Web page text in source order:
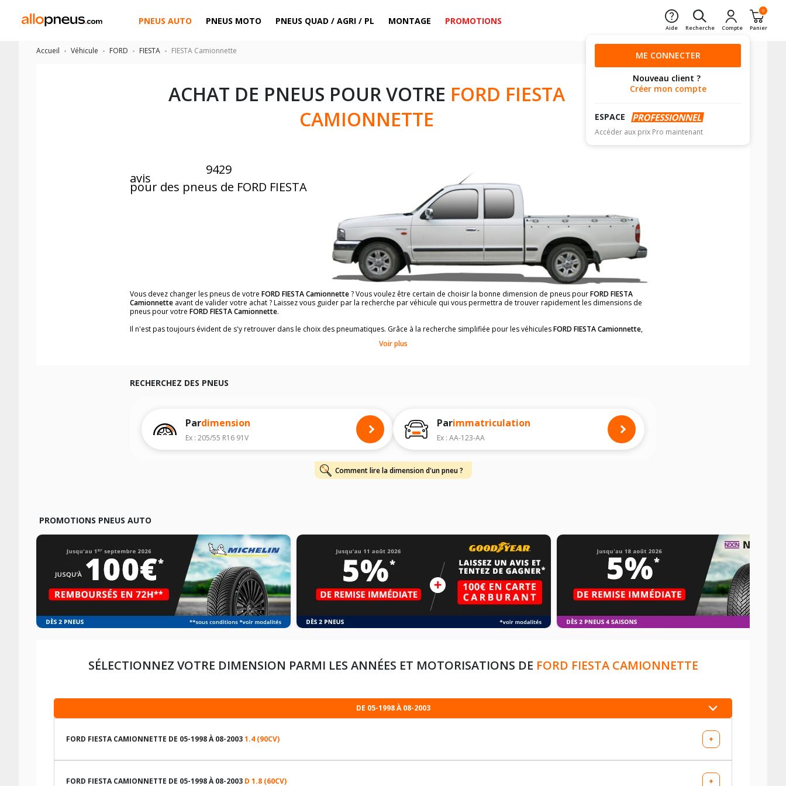
PNEUS AUTO PNEUS MOTO PNEUS QUAD / AGRI / PL MONTAGE PROMOTIONS
Aide Recherche Compte
0
Panier
ME CONNECTER
Nouveau client ?
Créer mon compte
ESPACE
Accéder aux prix Pro maintenant
Accueil Véhicule FORD FIESTA FIESTA Camionnette
ACHAT DE PNEUS POUR VOTRE FORD FIESTA
CAMIONNETTE
9429
avis
pour des pneus de FORD FIESTA
Vous devez changer les pneus de votre FORD FIESTA Camionnette? Vous voulez être certain de choisir la bonne dimension de pneus pourFORD FIESTA
Camionnette avant de valider votre achat ? Laissez vous guider par la recherche par véhicule qui vous permettra de trouver rapidement les dimensions de
pneus pour votre FORD FIESTA Camionnette.
Il n'est pas toujours évident de s'y retrouver dans le choix des pneumatiques. Grâce à la recherche simplifiée pour les véhiculesFORD FIESTA Camionnette,
Vous ne savez pas comment trouver les dimensions de vos pneus ? Ces informations sont indiquées sur le flanc des pneumatiques, dans le carnet de bord du
véhicule, sans oublier les indices de charge et de vitesse, indispensables pour que votre dimension soit complète.
Voir plus
RECHERCHEZ DES PNEUS
Pardimension
Ex : 205/55 R16 91V
Parimmatriculation
Ex : AA-123-AA
Comment lire la dimension d'un pneu ?
PROMOTIONS PNEUS AUTO
SÉLECTIONNEZ VOTRE DIMENSION PARMI LES ANNÉES ET MOTORISATIONS DE FORD FIESTA CAMIONNETTE
DE 05-1998 À 08-2003
FORD FIESTA CAMIONNETTE DE 05-1998 À 08-20031.4 (90CV) +
LES DIMENSIONS COMPATIBLES
FORD FIESTA CAMIONNETTE DE 05-1998 À 08-2003 D 1.8 (60CV) +